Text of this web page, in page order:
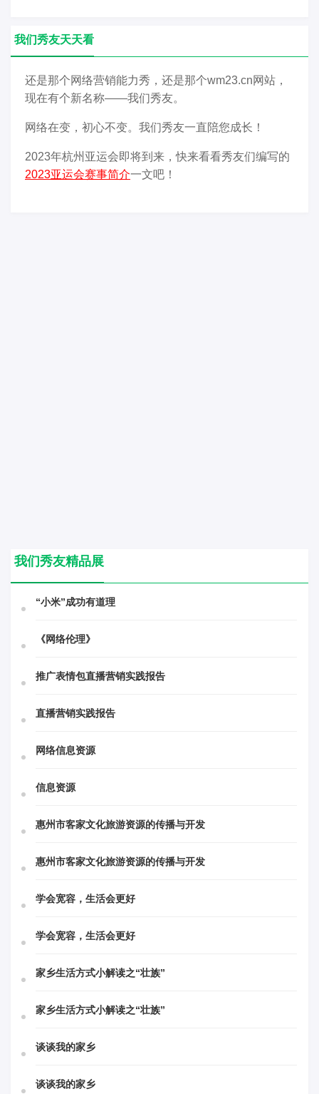
我们秀友天天看
还是那个网络营销能力秀，还是那个wm23.cn网站，
现在有个新名称——我们秀友。
网络在变，初心不变。我们秀友一直陪您成长！
2023年杭州亚运会即将到来，快来看看秀友们编写的
2023亚运会赛事简介一文吧！
我们秀友精品展
“小米”成功有道理
《网络伦理》
推广表情包直播营销实践报告
直播营销实践报告
网络信息资源
信息资源
惠州市客家文化旅游资源的传播与开发
惠州市客家文化旅游资源的传播与开发
学会宽容，生活会更好
学会宽容，生活会更好
家乡生活方式小解读之“壮族”
家乡生活方式小解读之“壮族”
谈谈我的家乡
谈谈我的家乡